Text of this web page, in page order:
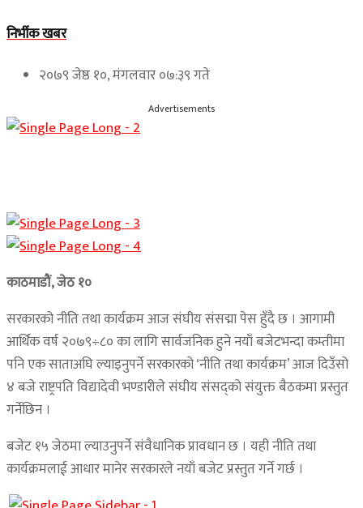
निर्भीक खबर
२०७९ जेष्ठ १०, मंगलवार ०७:३९ गते
Advertisements
काठमाडौं, जेठ १०
सरकारको नीति तथा कार्यक्रम आज संघीय संसद्मा पेस हुँदै छ । आगामी
आर्थिक वर्ष २०७९÷८० का लागि सार्वजनिक हुने नयाँ बजेटभन्दा कम्तीमा
पनि एक साताअघि ल्याइनुपर्ने सरकारको ‘नीति तथा कार्यक्रम’ आज दिउँसो
४ बजे राष्ट्रपति विद्यादेवी भण्डारीले संघीय संसद्को संयुक्त बैठकमा प्रस्तुत
गर्नेछिन ।
बजेट १५ जेठमा ल्याउनुपर्ने संवैधानिक प्रावधान छ । यही नीति तथा
कार्यक्रमलाई आधार मानेर सरकारले नयाँ बजेट प्रस्तुत गर्ने गर्छ ।